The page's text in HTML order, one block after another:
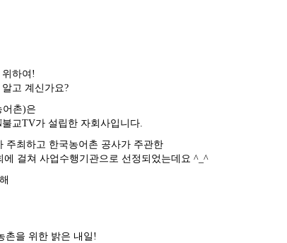
하여!
고 계신가요?
어촌)은
교TV가 설립한 자회사입니다.
주최하고 한국농어촌 공사가 주관한
걸쳐 사업수행기관으로 선정되었는데요 ^_^
촌을 위한 밝은 내일!